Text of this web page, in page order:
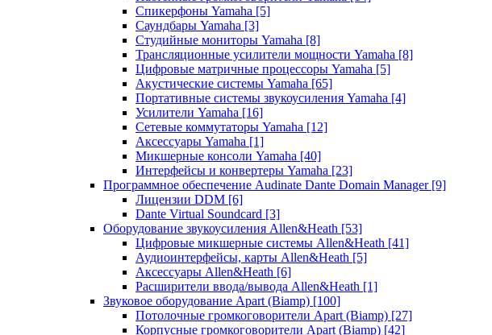
Спикерфоны Yamaha [5]
Саундбары Yamaha [3]
Студийные мониторы Yamaha [8]
Трансляционные усилители мощности Yamaha [8]
Цифровые матричные процессоры Yamaha [5]
Акустические системы Yamaha [65]
Портативные системы звукоусиления Yamaha [4]
Усилители Yamaha [16]
Сетевые коммутаторы Yamaha [12]
Аксессуары Yamaha [1]
Микшерные консоли Yamaha [40]
Интерфейсы и конвертеры Yamaha [23]
Программное обеспечение Audinate Dante Domain Manager [9]
Лицензии DDM [6]
Dante Virtual Soundcard [3]
Оборудование звукоусиления Allen&Heath [53]
Цифровые микшерные системы Allen&Heath [41]
Аудиоинтерфейсы, карты Allen&Heath [5]
Аксессуары Allen&Heath [6]
Расширители ввода/вывода Allen&Heath [1]
Звуковое оборудование Apart (Biamp) [100]
Потолочные громкоговорители Apart (Biamp) [27]
Корпусные громкоговорители Apart (Biamp) [42]